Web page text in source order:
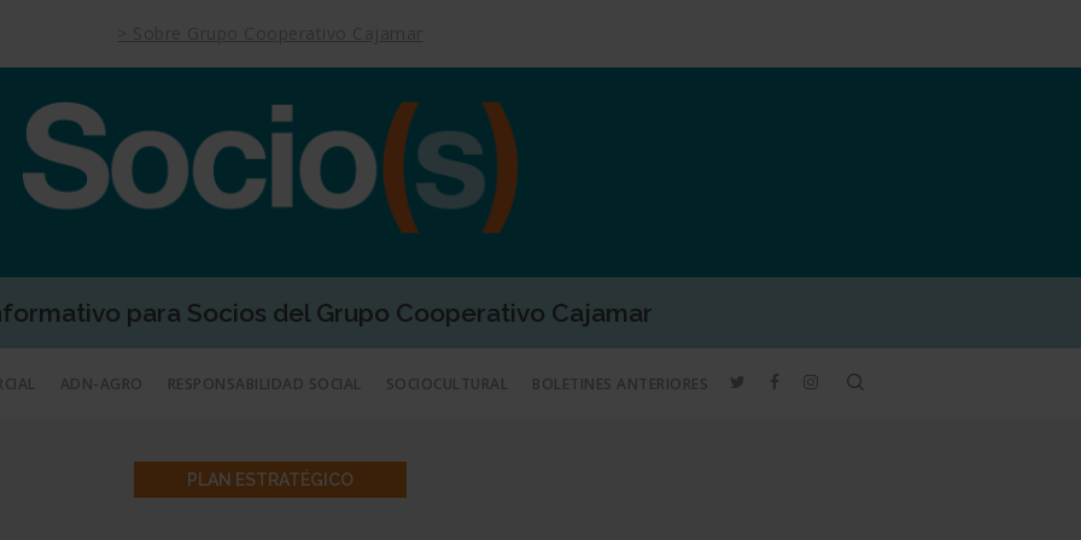
para Socios del Grupo Cooperativo Cajamar
ADN-AGRO RESPONSABILIDAD SOCIAL SOCIOCULTURAL BOLETINES ANTERIORES TWITTERFACEBOOKINSTAGRAM
PLAN ESTRATÉGICO